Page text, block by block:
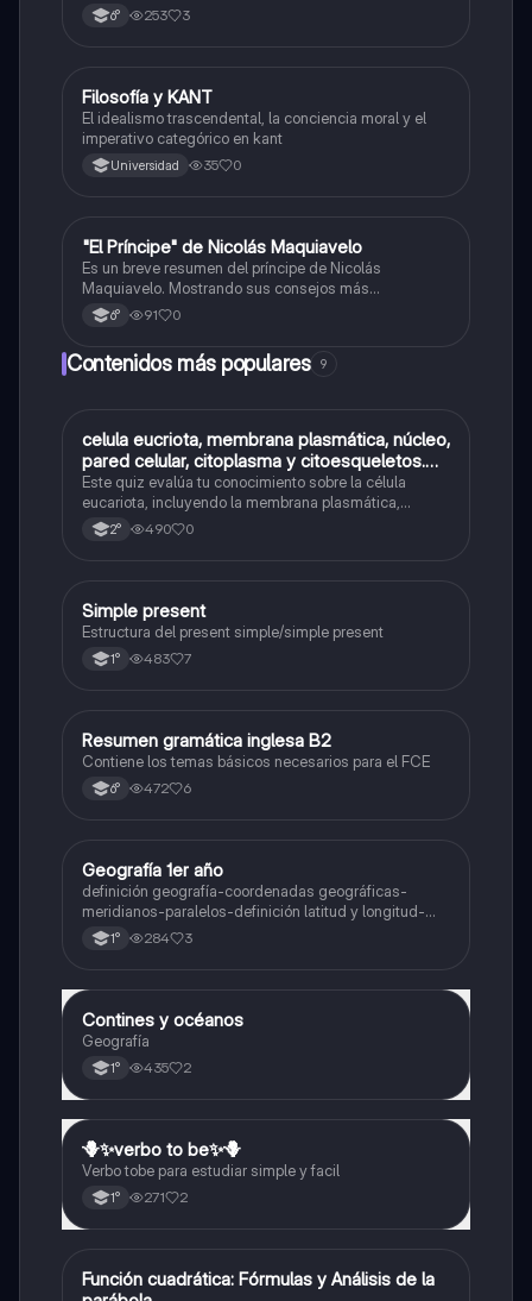
6° 253 3
Filosofía
Filosofía y KANT
El idealismo trascendental, la conciencia moral y el
imperativo categórico en kant
Universidad 35 0
Filosofía
"El Príncipe" de Nicolás Maquiavelo
Es un breve resumen del príncipe de Nicolás
Maquiavelo. Mostrando sus consejos más
pragmáticos
6° 91 0
Contenidos más populares 9
CBiología
celula eucriota, membrana plasmática, núcleo,
pared celular, citoplasma y citoesqueletos.
nombre se las partes de la celula eucariota
Este quiz evalúa tu conocimiento sobre la célula
eucariota, incluyendo la membrana plasmática,
núcleo, pared celular, citoplasma y citoesqueleto.
2° 490 0
Inglés
Simple present
Estructura del present simple/simple present
1° 483 7
Inglés
Resumen gramática inglesa B2
Contiene los temas básicos necesarios para el FCE
6° 472 6
Geografía
Geografía 1er año
definición geografía-coordenadas geográficas-
meridianos-paralelos-definición latitud y longitud-
elementos del mapa-definición mapa-localización
relativa y absoluta
1° 284 3
Geografía
Contines y océanos
Geografía
1° 435 2
Inglés
🪻✨️verbo to be✨️🪻
Verbo tobe para estudiar simple y facil
1° 271 2
Matemáticas
Función cuadrática: Fórmulas y Análisis de la